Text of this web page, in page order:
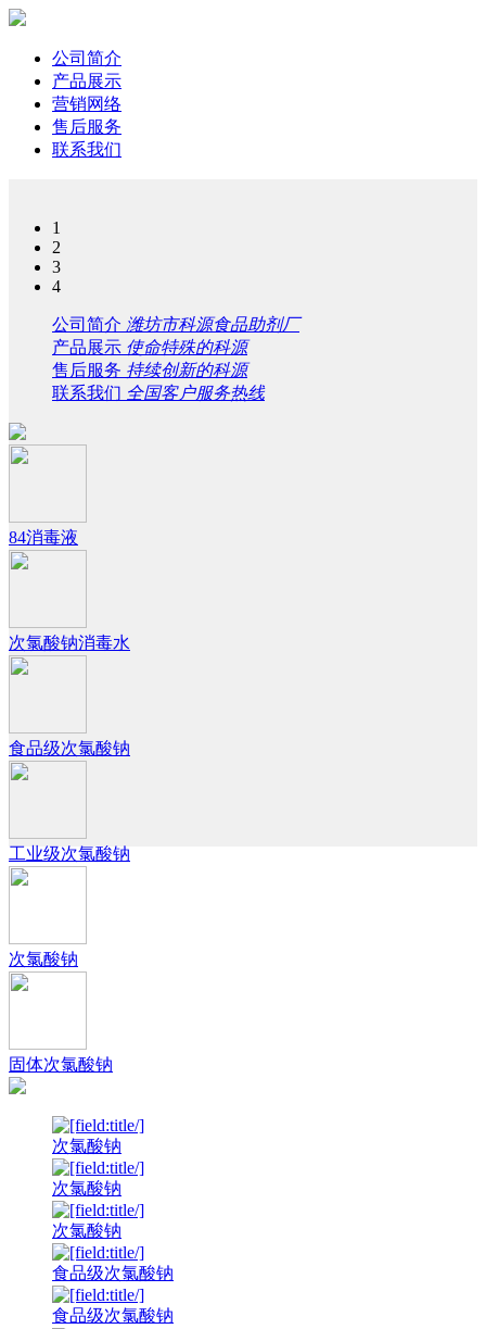
公司简介
产品展示
营销网络
售后服务
联系我们
1
2
3
4
公司简介 潍坊市科源食品助剂厂
产品展示 使命特殊的科源
售后服务 持续创新的科源
联系我们 全国客户服务热线
84消毒液
次氯酸钠消毒水
食品级次氯酸钠
工业级次氯酸钠
次氯酸钠
固体次氯酸钠
次氯酸钠
次氯酸钠
次氯酸钠
食品级次氯酸钠
食品级次氯酸钠